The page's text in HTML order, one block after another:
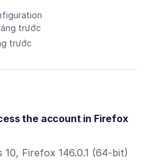
trước
trước
the account in Firefox
Firefox 146.0.1 (64-bit)